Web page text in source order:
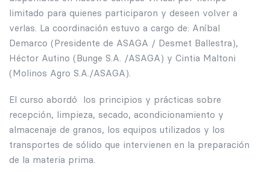
limitado para quienes participaron y deseen volver a
verlas. La coordinación estuvo a cargo de: Aníbal
Demarco (Presidente de ASAGA / Desmet Ballestra),
Héctor Autino (Bunge S.A. /ASAGA) y Cintia Maltoni
(Molinos Agro S.A./ASAGA).
El curso abordó los principios y prácticas sobre
recepción, limpieza, secado, acondicionamiento y
almacenaje de granos, los equipos utilizados y los
transportes de sólido que intervienen en la preparación
de la materia prima.